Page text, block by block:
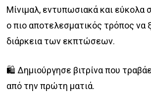
Μίνιμαλ, εντυπωσιακά και εύκολα
ο πιο αποτελεσματικός τρόπος να
διάρκεια των εκπτώσεων.
🛍️ Δημιούργησε βιτρίνα που
από την πρώτη ματιά.